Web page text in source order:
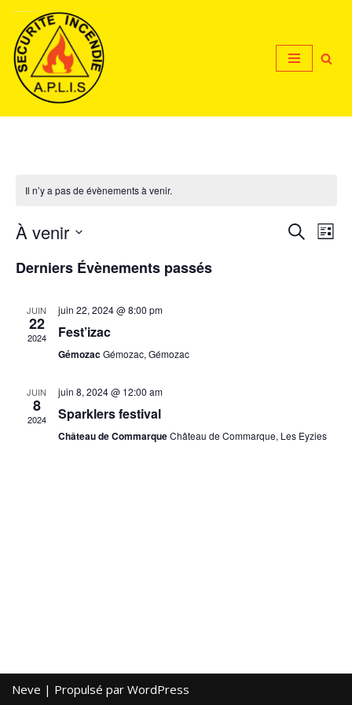
Aller
au
contenu
Il n’y a pas de évènements à venir.
Recherche
Liste
À venir
une
Derniers Évènements passés
JUIN
22
2024
juin 22, 2024 @ 8:00 pm
Fest’izac
GémozacGémozac, Gémozac
JUIN
8
2024
juin 8, 2024 @ 12:00 am
Sparklers festival
Château de CommarqueChâteau de Commarque, Les Eyzies
Neve | Propulsé par WordPress